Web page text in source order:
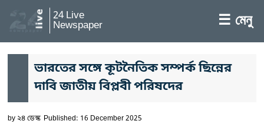
24 Live
Newspaper ☰ মেনু
ভারতের সঙ্গে কূটনৈতিক সম্পর্ক ছিন্নের
দাবি জাতীয় বিপ্লবী পরিষদের
by২৪ ডেস্ক Published: 16 December 2025